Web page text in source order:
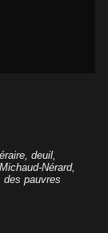
, deuil,
Nérard,
pauvres